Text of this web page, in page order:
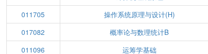
011705
操作系统原理与设计(H)
017082
概率论与数理统计B
011096
运筹学基础